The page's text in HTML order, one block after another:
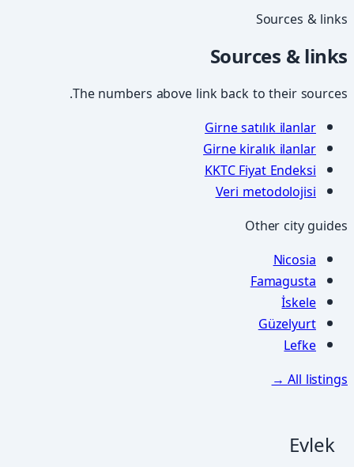
Sources & links
Sources & links
The numbers above link back to their sources.
Girne satılık ilanlar
Girne kiralık ilanlar
KKTC Fiyat Endeksi
Veri metodolojisi
Other city guides
Nicosia
Famagusta
İskele
Güzelyurt
Lefke
All listings →
Evlek